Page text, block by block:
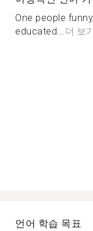
One people
educated...더 보
언어 학습 목표